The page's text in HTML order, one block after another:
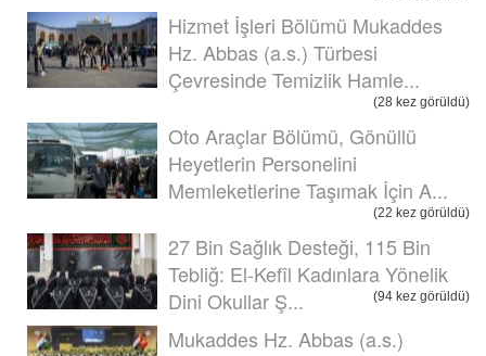
Hizmet İşleri Bölümü Mukaddes
Hz. Abbas (a.s.) Türbesi
Çevresinde Temizlik Hamle...
(28 kez görüldü)
Oto Araçlar Bölümü, Gönüllü
Heyetlerin Personelini
Memleketlerine Taşımak İçin A...
(22 kez görüldü)
27 Bin Sağlık Desteği, 115 Bin
Tebliğ: El-Kefîl Kadınlara Yönelik
Dini Okullar Ş...
(94 kez görüldü)
Mukaddes Hz. Abbas (a.s.)